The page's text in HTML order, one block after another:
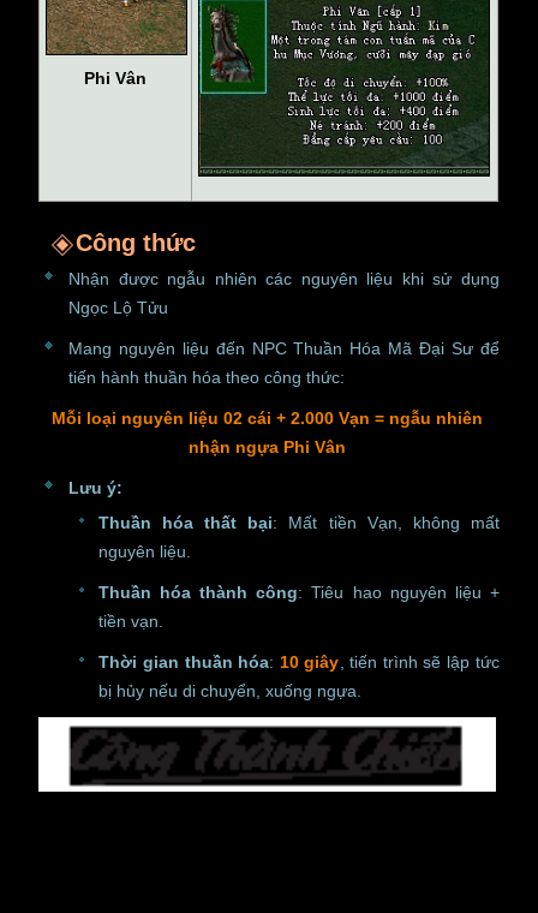
Phi Vân
Công thức
Nhận được ngẫu nhiên các nguyên liệu khi sử dụng
Ngọc Lộ Tửu
Mang nguyên liệu đến NPC Thuần Hóa Mã Đại Sư để
tiến hành thuần hóa theo công thức:
Mỗi loại nguyên liệu 02 cái + 2.000 Vạn = ngẫu nhiên
nhận ngựa Phi Vân
Lưu ý:
Thuần hóa thất bại: Mất tiền Vạn, không mất
nguyên liệu.
Thuần hóa thành công: Tiêu hao nguyên liệu +
tiền vạn.
Thời gian thuần hóa: 10 giây , tiến trình sẽ lập tức
bị hủy nếu di chuyển, xuống ngựa.